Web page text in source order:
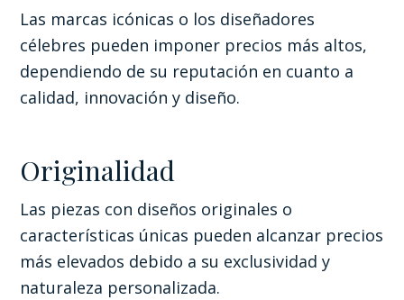
Las marcas icónicas o los diseñadores
célebres pueden imponer precios más altos,
dependiendo de su reputación en cuanto a
calidad, innovación y diseño.
Originalidad
Las piezas con diseños originales o
características únicas pueden alcanzar precios
más elevados debido a su exclusividad y
naturaleza personalizada.